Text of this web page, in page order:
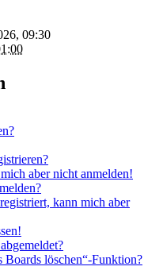
09:30
aber nicht anmelden!
kann mich aber
löschen“-Funktion?